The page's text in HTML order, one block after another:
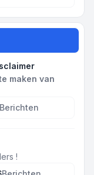
maken van
Berichten
!